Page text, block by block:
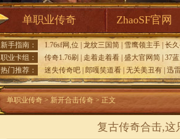
单职业传奇 ZhaoSF官网
新手指南： 1.76sf网,位 龙纹三国简 雪鹰领主手 长
职业卡组：
传奇1.76刷 走着走着看 盛大官网简 37
热门推荐：
迷失传奇吧 郎嘎笑道看 无关美丑有 迅
单职业传奇 > 新开合击传奇> 正文
复古传奇合击,这